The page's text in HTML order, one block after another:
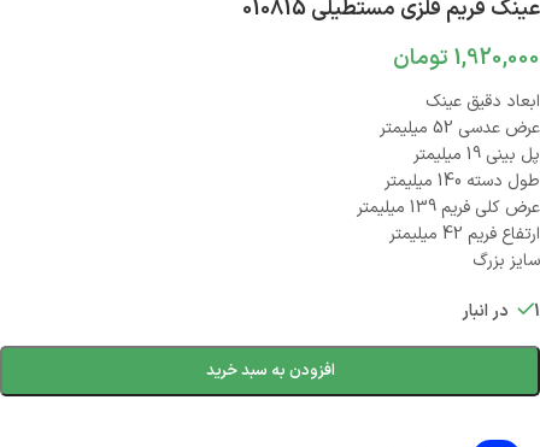
عینک فریم فلزی مستطیلی 010815
1,920,000 تومان
ابعاد دقیق عینک
عرض عدسی 52 میلیمتر
پل بینی 19 میلیمتر
طول دسته 140 میلیمتر
عرض کلی فریم 139 میلیمتر
ارتفاع فریم 42 میلیمتر
سایز بزرگ
1 در انبار
افزودن به سبد خرید